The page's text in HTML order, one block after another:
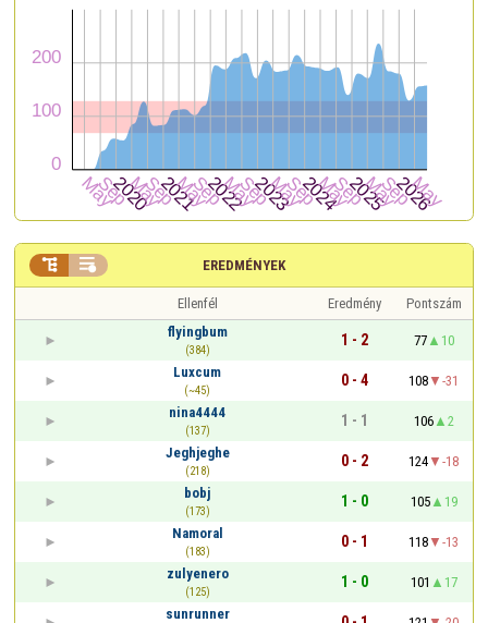
EREDMÉNYEK
 
Ellenfél Eredmény
Pontszám
flyingbum
(384)
1 - 2 77
10
Luxcum
(~45)
0 - 4 108
-31
nina4444
(137)
1 - 1 106
2
Jeghjeghe
(218)
0 - 2 124
-18
bobj
(173)
1 - 0 105
19
Namoral
(183)
0 - 1 118
-13
zulyenero
(125)
1 - 0 101
17
sunrunner